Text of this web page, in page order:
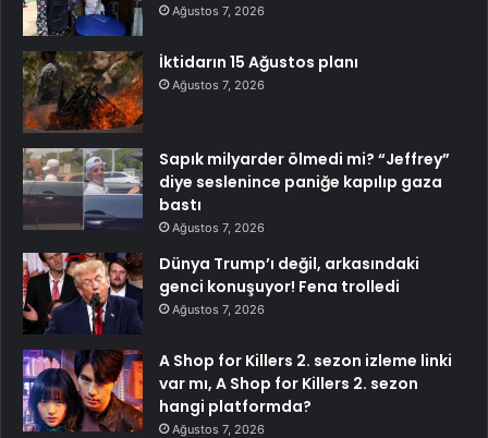
Ağustos 7, 2026
İktidarın 15 Ağustos planı
Ağustos 7, 2026
Sapık milyarder ölmedi mi? “Jeffrey”
diye seslenince paniğe kapılıp gaza
bastı
Ağustos 7, 2026
Dünya Trump’ı değil, arkasındaki
genci konuşuyor! Fena trolledi
Ağustos 7, 2026
A Shop for Killers 2. sezon izleme linki
var mı, A Shop for Killers 2. sezon
hangi platformda?
Ağustos 7, 2026